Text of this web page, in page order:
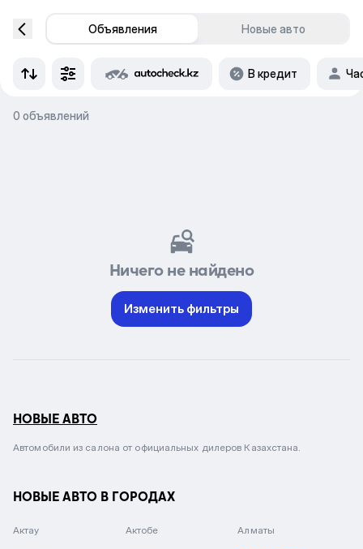
Объявления Новые авто
В кредит
0 объявлений
Ничего не найдено
Изменить фильтры
НОВЫЕ АВТО
Автомобили из салона от официальных дилеров Казахстана.
НОВЫЕ АВТО В ГОРОДАХ
Актау Актобе Алматы